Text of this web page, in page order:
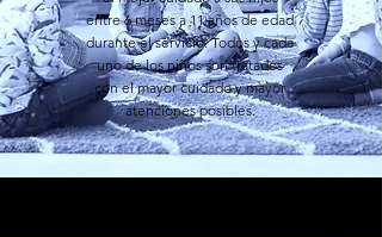
entre 6 meses a 11 años de edad
durante el servicio. Todos y cada
uno de los niños son tratados
con el mayor cuidado y mayor
atenciones posibles.